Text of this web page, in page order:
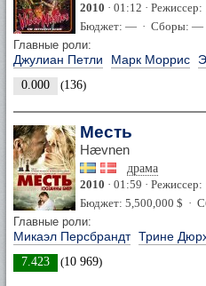
2010 · 01:12 · Режиссер:
Бюджет: — · Сборы: —
Главные роли:
Джулиан Петли Марк Моррис
0.000 (136)
Месть
Hævnen
драма
2010 · 01:59 · Режиссер:
Бюджет: 5,500,000 $ ·
Главные роли:
Микаэл Персбрандт Трине
7.423 (10 969)